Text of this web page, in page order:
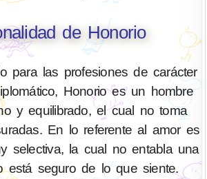
de Honorio
para las profesiones de carácter
Honorio es un hombre
y equilibrado, el cual no toma
En lo referente al amor es
selectiva, la cual no entabla una
está seguro de lo que siente.